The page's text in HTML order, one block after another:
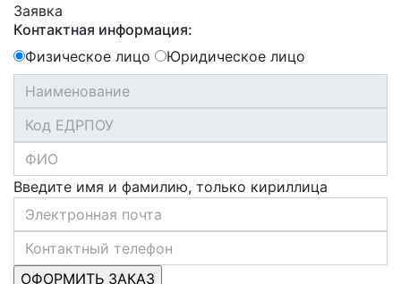
Заявка
Контактная информация:
Физическое лицо
Юридическое лицо
Введите имя и фамилию, только кириллица